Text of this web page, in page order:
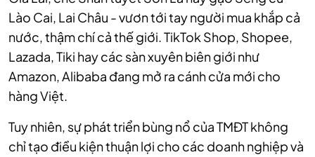
Lào Cai, Lai Châu - vươn tới tay người mua khắp cả
nước, thậm chí cả thế giới. TikTok Shop, Shopee,
Lazada, Tiki hay các sàn xuyên biên giới như
Amazon, Alibaba đang mở ra cánh cửa mới cho
hàng Việt.
Tuy nhiên, sự phát triển bùng nổ của TMĐT không
chỉ tạo điều kiện thuận lợi cho các doanh nghiệp và